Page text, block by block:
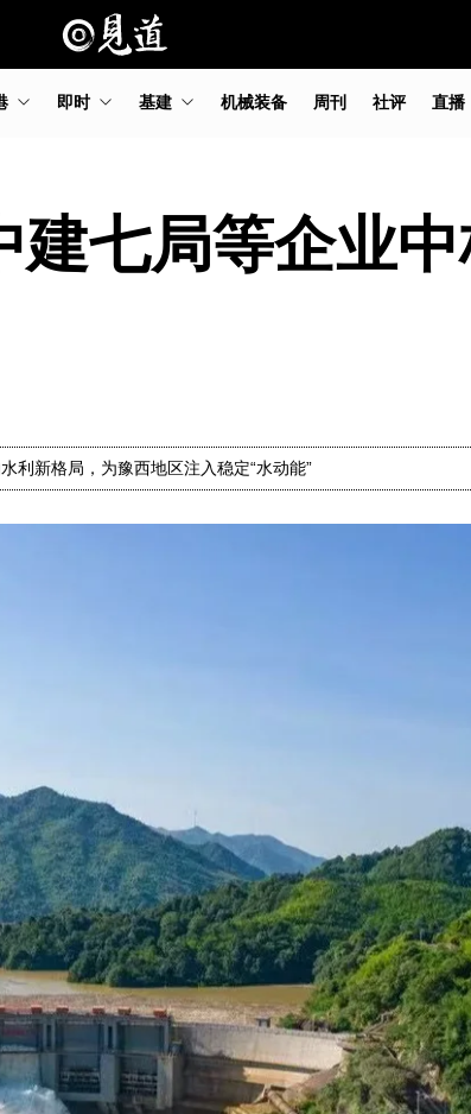
即时 基建 机械装备 周刊 社评 直播
七局等企业
利新格局，为豫西地区注入稳定“水动能”